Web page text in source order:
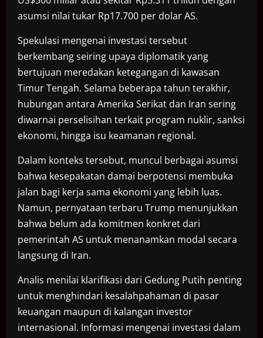
asumsi nilai tukar Rp17.700 per dolar AS.
Spekulasi mengenai investasi tersebut
berkembang seiring upaya diplomatik yang
bertujuan meredakan ketegangan di kawasan
Timur Tengah. Selama beberapa tahun terakhir,
hubungan antara Amerika Serikat dan Iran sering
diwarnai perselisihan terkait program nuklir, sanksi
ekonomi, hingga isu keamanan regional.
Dalam konteks tersebut, muncul berbagai asumsi
bahwa kesepakatan damai berpotensi membuka
jalan bagi kerja sama ekonomi yang lebih luas.
Namun, pernyataan terbaru Trump menunjukkan
bahwa belum ada komitmen konkret dari
pemerintah AS untuk menanamkan modal secara
langsung di Iran.
Analis menilai klarifikasi dari Gedung Putih penting
untuk menghindari kesalahpahaman di pasar
keuangan maupun di kalangan investor
internasional. Informasi mengenai investasi dalam